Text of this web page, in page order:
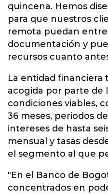
quincena. Hemos
para que nuestros
remota puedan
documentación y
recursos cuanto
La entidad financiera
acogida por parte de
condiciones viables,
36 meses, periodos
intereses de hasta
mensual y tasas
el segmento al que
"En el Banco de
concentrados en